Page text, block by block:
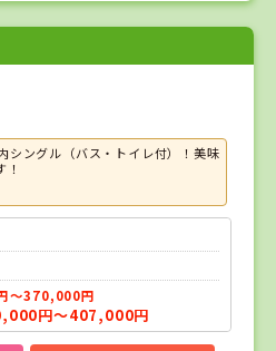
シングル（バス・トイレ付）！美味
～370,000円
円～407,000円